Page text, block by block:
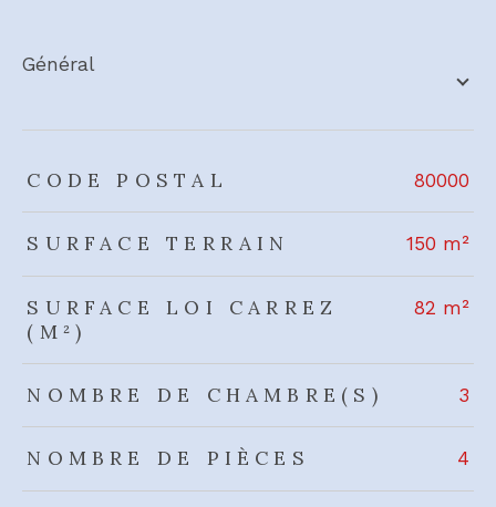
général
TRAD_ZEPHYR_Caracteristique TRAD_ZEPHYR_Valeurs
CODE POSTAL 80000
SURFACE TERRAIN 150 m²
SURFACE LOI CARREZ
(M²)
82 m²
NOMBRE DE CHAMBRE(S) 3
NOMBRE DE PIÈCES 4